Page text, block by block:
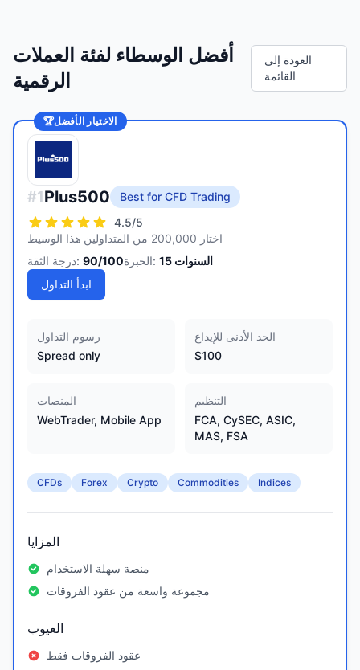
أفضل الوسطاء لفئة العملات
الرقمية
العودة إلى
القائمة
🏆الاختيار الأفضل
#1Plus500
Best for CFD Trading
4.5/5
اختار 200,000 من المتداولين هذا الوسيط
درجة الثقة: 90/100 الخبرة: 15 السنوات
ابدأ التداول
رسوم التداول
Spread only
الحد الأدنى للإيداع
$100
المنصات
WebTrader, Mobile App
التنظيم
FCA, CySEC, ASIC,
MAS, FSA
CFDs Forex Crypto Commodities Indices
المزايا
منصة سهلة الاستخدام
مجموعة واسعة من عقود الفروقات
العيوب
عقود الفروقات فقط